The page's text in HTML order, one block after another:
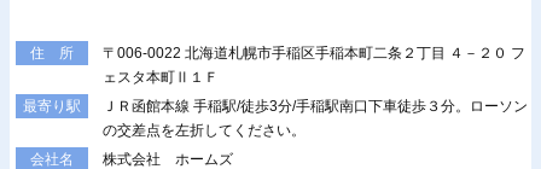
住 所
〒006-0022 北海道札幌市手稲区手稲本町二条２丁目 ４－２０ フ
ェスタ本町Ⅱ１Ｆ
最寄り駅
ＪＲ函館本線 手稲駅/徒歩3分/手稲駅南口下車徒歩３分。ローソン
の交差点を左折してください。
会社名
株式会社 ホームズ